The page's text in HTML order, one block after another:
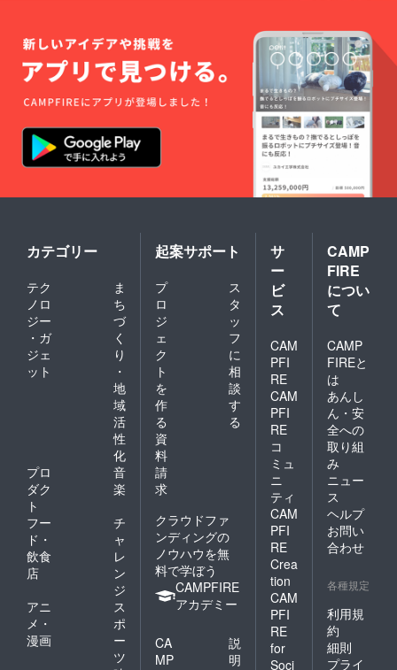
カテゴリー
テク
ノロ
ジー
・ガ
ジェ
ット
ま
ち
づ
く
り
・
地
域
活
性
化
プロ
ダク
ト
音
楽
フー
ド・
飲食
店
チ
ャ
レ
ン
ジ
アニ
メ・
漫画
ス
ポ
ー
ツ
起案サポート
プ
ロ
ジ
ェ
ク
ト
を
作
る
ス
タ
ッ
フ
に
相
談
す
る
資
料
請
求
クラウドファ
ンディングの
ノウハウを無
料で学ぼう
CAMPFIRE
アカデミー
CA
MP
説
明
サ
ー
ビ
ス
CAM
PFI
RE
CAM
PFI
RE
コ
ミュ
ニ
ティ
CAM
PFI
RE
Crea
tion
CAM
PFI
RE
for
Soci
CAMP
FIRE
につい
て
CAMP
FIREと
は
あんし
ん・安
全への
取り組
み
ニュー
ス
ヘルプ
お問い
合わせ
各種規定
利用規
約
細則
プライ